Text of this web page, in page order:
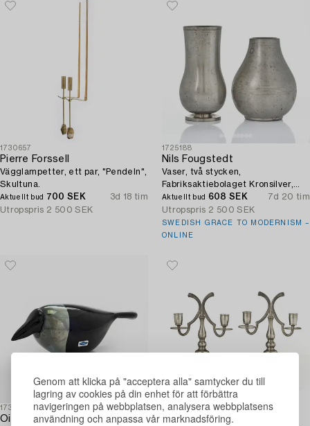
Genom att klicka på "acceptera alla" samtycker du till
lagring av cookies på din enhet för att förbättra
navigeringen på webbplatsen, analysera webbplatsens
användning och anpassa vår marknadsföring.
1730657
Pierre Forssell
Vägglampetter, ett par, "Pendeln",
Skultuna.
Aktuellt bud 700 SEK
3d 18 tim
Utropspris 2 500 SEK
1725188
Nils Fougstedt
Vaser, två stycken,
Fabriksaktiebolaget Kronsilver,
Stockholm, 1933-34.
Aktuellt bud 608 SEK
7d 20 tim
Utropspris 2 500 SEK
SWEDISH GRACE TO MODERNISM –
ONLINE
1732450
Oiva Toikka
1725298
Nils Fougstedt